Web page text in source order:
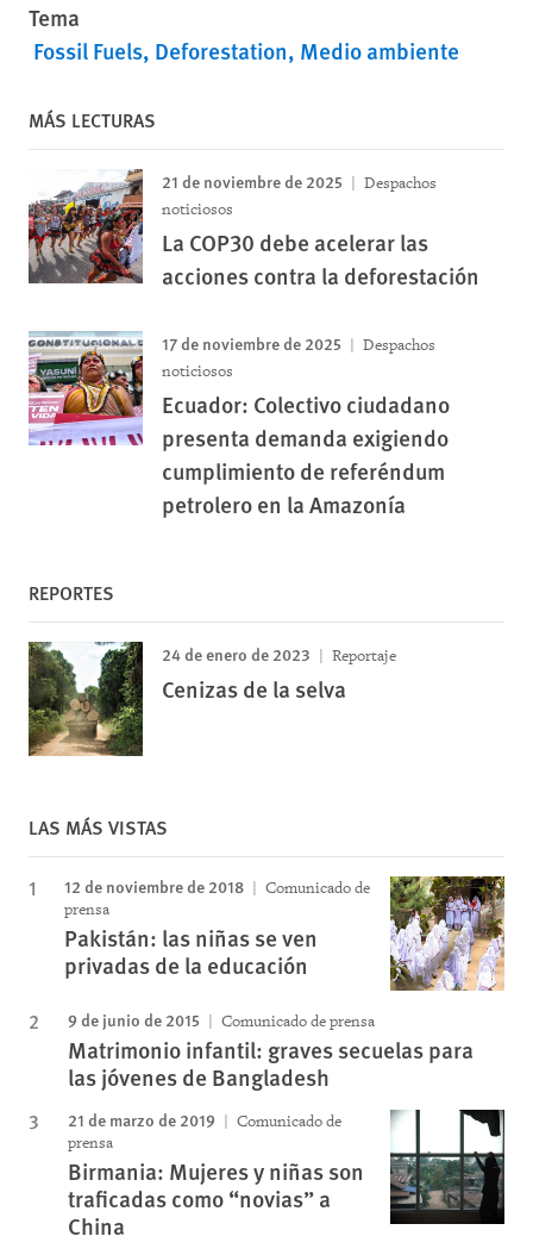
Tema
Fossil Fuels Deforestation Medio ambiente
MÁS LECTURAS
21 de noviembre de 2025
Despachos
noticiosos
La COP30 debe acelerar las
acciones contra la deforestación
17 de noviembre de 2025
Despachos
noticiosos
Ecuador: Colectivo ciudadano
presenta demanda exigiendo
cumplimiento de referéndum
petrolero en la Amazonía
REPORTES
24 de enero de 2023 Reportaje
Cenizas de la selva
LAS MÁS VISTAS
12 de noviembre de 2018
Comunicado de
prensa
Pakistán: las niñas se ven
privadas de la educación
9 de junio de 2015 Comunicado de prensa
Matrimonio infantil: graves secuelas para
las jóvenes de Bangladesh
21 de marzo de 2019
Comunicado de
prensa
Birmania: Mujeres y niñas son
traficadas como “novias” a
China